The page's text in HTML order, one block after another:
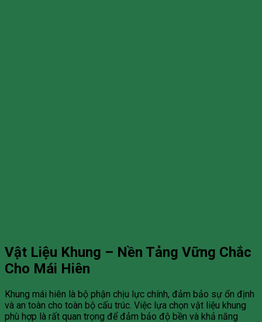
Vật Liệu Khung – Nền Tảng Vững Chắc
Cho Mái Hiên
Khung mái hiên là bộ phận chịu lực chính, đảm bảo sự ổn định
và an toàn cho toàn bộ cấu trúc. Việc lựa chọn vật liệu khung
phù hợp là rất quan trọng để đảm bảo độ bền và khả năng